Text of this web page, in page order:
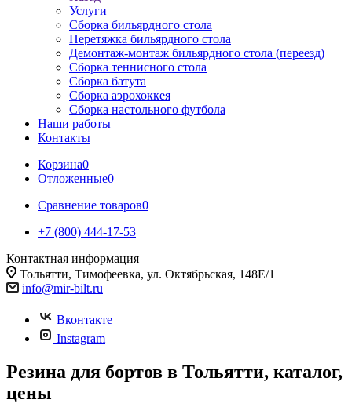
Услуги
Сборка бильярдного стола
Перетяжка бильярдного стола
Демонтаж-монтаж бильярдного стола (переезд)
Сборка теннисного стола
Сборка батута
Сборка аэрохоккея
Сборка настольного футбола
Наши работы
Контакты
Корзина0
Отложенные0
Сравнение товаров0
+7 (800) 444-17-53
Контактная информация
Тольятти, Тимофеевка, ул. Октябрьская, 148Е/1
info@mir-bilt.ru
Вконтакте
Instagram
Резина для бортов в Тольятти, каталог,
цены